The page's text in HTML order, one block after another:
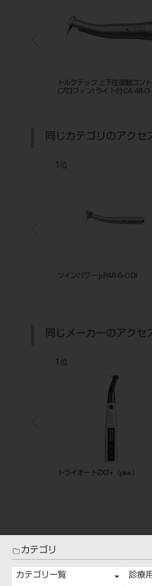
MONOスクリュードライバーM
同じカテゴリのアクセ
7 位
スペアツインパワーP PAR-EX-O-
同じメーカーのアクセ
7 位
スペースライン ST FAT
カテゴリ
カテゴリ一覧 診療